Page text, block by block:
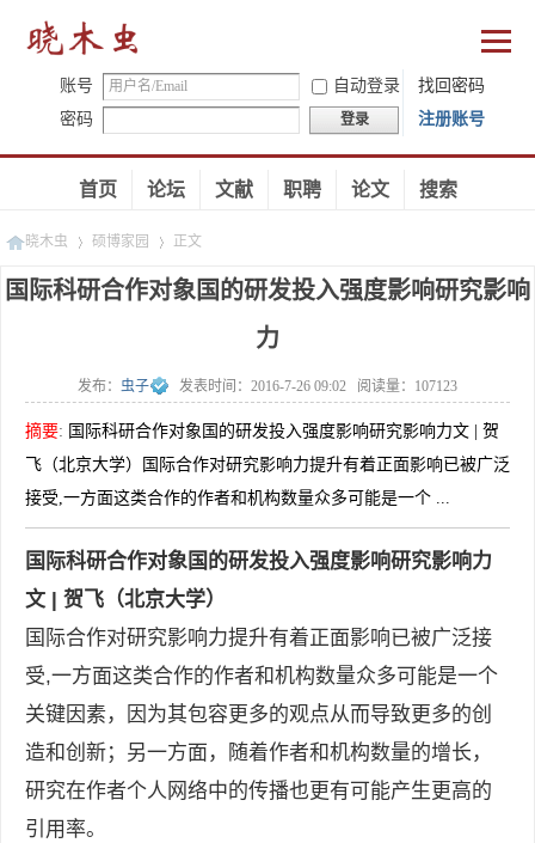
账号 自动登录
找回密码
密码
登录 注册账号
首页 论坛 文献 职聘 论文 搜索
晓木虫 硕博家园 正文
国际科研合作对象国的研发投入强度影响研究影响
力
发布： 虫子 发表时间： 2016-7-26 09:02 阅读量： 107123
摘要: 国际科研合作对象国的研发投入强度影响研究影响力文 | 贺
飞（北京大学）国际合作对研究影响力提升有着正面影响已被广泛
接受,一方面这类合作的作者和机构数量众多可能是一个 ...
国际科研合作对象国的研发投入强度影响研究影响力
文 | 贺飞（北京大学）
国际合作对研究影响力提升有着正面影响已被广泛接
受,一方面这类合作的作者和机构数量众多可能是一个
关键因素，因为其包容更多的观点从而导致更多的创
造和创新；另一方面，随着作者和机构数量的增长，
研究在作者个人网络中的传播也更有可能产生更高的
引用率。